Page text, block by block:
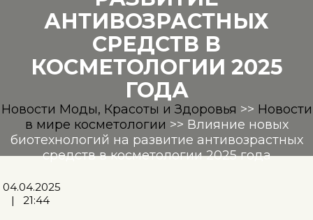
АНТИВОЗРАСТНЫХ
СРЕДСТВ В
КОСМЕТОЛОГИИ 2025
ГОДА
Новости Моды, Красоты и Здоровья >> Новости
в мире косметологии >> Влияние новых
биотехнологий на развитие антивозрастных
средств в косметологии 2025 года
04.04.2025
|
21:44